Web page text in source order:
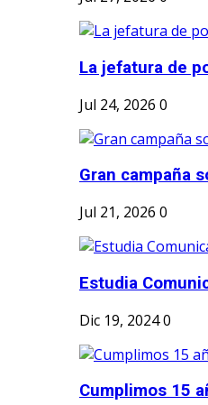
La jefatura de
Jul 24, 2026 0
Gran campaña
Jul 21, 2026 0
Estudia
Dic 19, 20240
Cumplimos 15